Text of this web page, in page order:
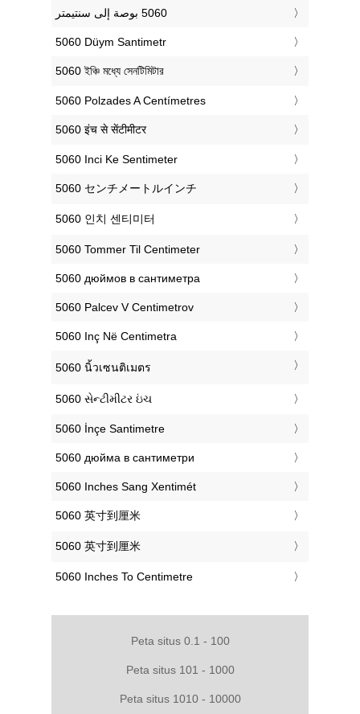
‎5060 Düym Santimetr
‎5060 ইঞ্চি মধ্যে সেনটিমিটার
‎5060 Polzades A Centímetres
‎5060 इंच से सेंटीमीटर
‎5060 Inci Ke Sentimeter
‎5060 センチメートルインチ
‎5060 인치 센티미터
‎5060 Tommer Til Centimeter
‎5060 дюймов в сантиметра
‎5060 Palcev V Centimetrov
‎5060 Inç Në Centimetra
‎5060 นิ้วเซนติเมตร
‎5060 સેન્ટીમીટર ઇંચ
‎5060 İnçe Santimetre
‎5060 дюйма в сантиметри
‎5060 Inches Sang Xentimét
‎5060 英寸到厘米
‎5060 英寸到厘米
‎5060 Inches To Centimetre
Peta situs 0.1 - 100
Peta situs 101 - 1000
Peta situs 1010 - 10000